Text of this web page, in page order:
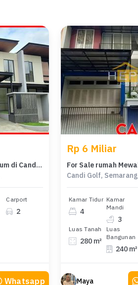
For Sale rumah Premium di Candi Golf, Semarang - LT 189m²
Carport
2
Whatsapp
Rp 6 Miliar
Candi Golf, Semarang
Kamar Tidur
4
Kamar
Mandi
3
Luas Tanah
280 m²
Luas
Bangunan
240 m²
Maya